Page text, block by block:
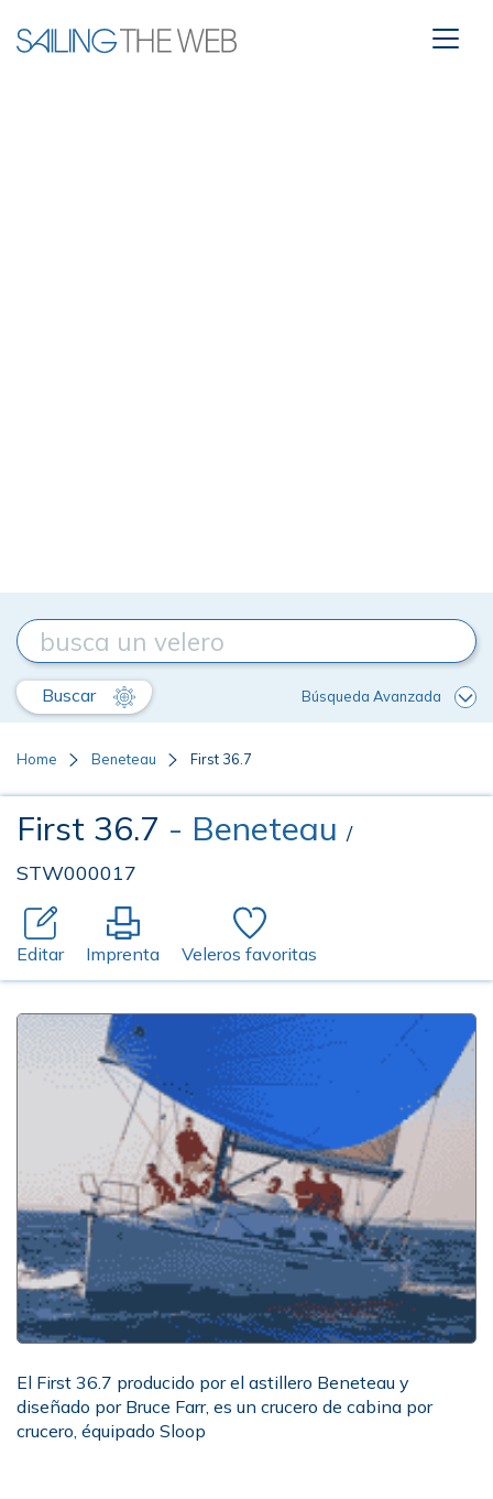
Buscar Búsqueda Avanzada
Home Beneteau First 36.7
First 36.7 - Beneteau /
STW000017
Editar Imprenta Veleros favoritas
El First 36.7 producido por el astillero Beneteau y
diseñado por Bruce Farr, es un crucero de cabina por
crucero, équipado Sloop